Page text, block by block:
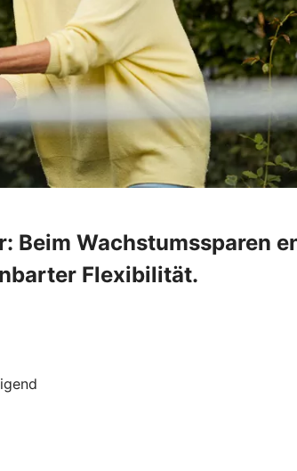
Beim Wachstumssparen
Flexibilität.